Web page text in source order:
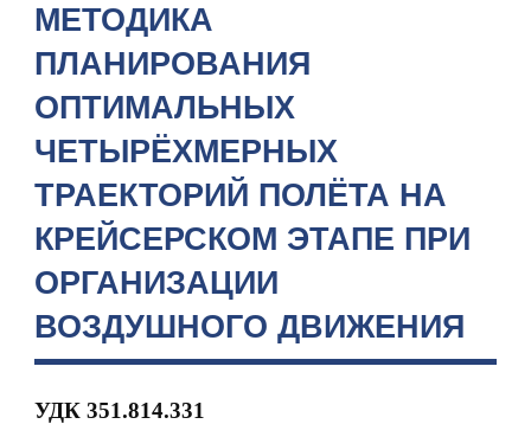
МЕТОДИКА
ПЛАНИРОВАНИЯ
ОПТИМАЛЬНЫХ
ЧЕТЫРЁХМЕРНЫХ
ТРАЕКТОРИЙ ПОЛЁТА НА
КРЕЙСЕРСКОМ ЭТАПЕ ПРИ
ОРГАНИЗАЦИИ
ВОЗДУШНОГО ДВИЖЕНИЯ
УДК 351.814.331